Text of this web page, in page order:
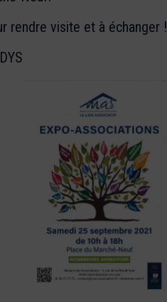
rendre visite et à échanger !